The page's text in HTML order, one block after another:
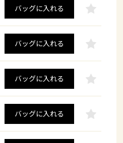
バッグに入れる
バッグに入れる
バッグに入れる
バッグに入れる